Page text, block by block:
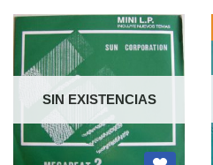
SIN EXISTENCIAS